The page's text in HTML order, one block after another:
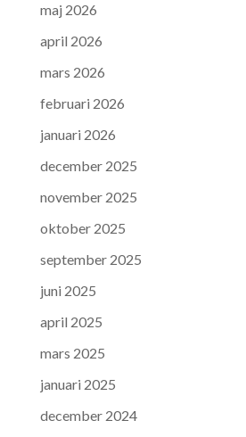
maj 2026
april 2026
mars 2026
februari 2026
januari 2026
december 2025
november 2025
oktober 2025
september 2025
juni 2025
april 2025
mars 2025
januari 2025
december 2024